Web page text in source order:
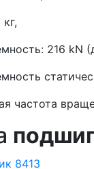
216 kN
частота